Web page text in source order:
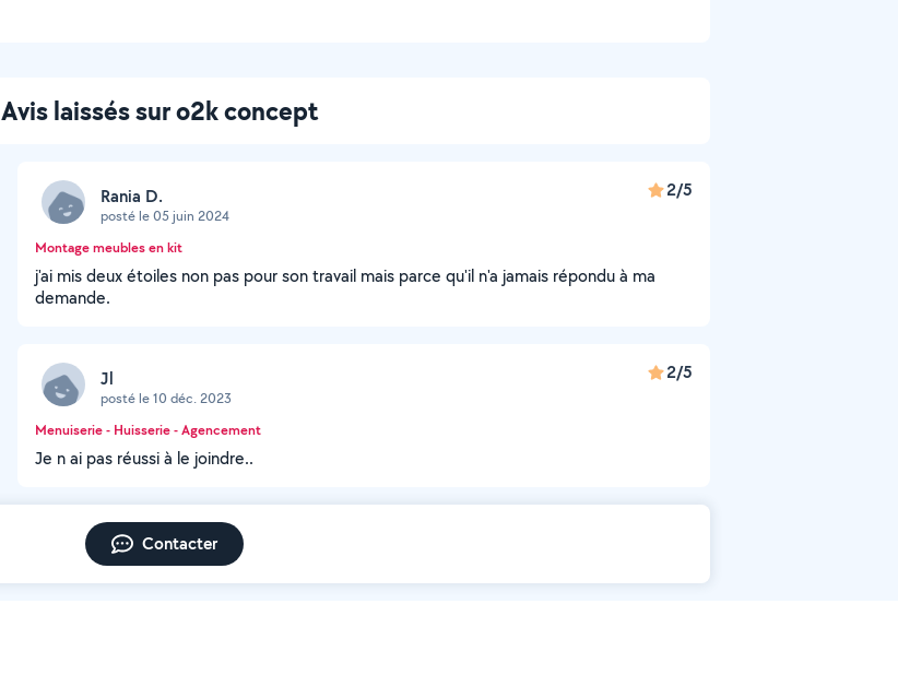
Avis laissés sur o2k concept
Rania D.
posté le 05 juin 2024
2/5
Montage meubles en kit
j'ai mis deux étoiles non pas pour son travail mais parce qu'il n'a jamais répondu à ma
demande.
Jl
posté le 10 déc. 2023
2/5
Menuiserie - Huisserie - Agencement
Je n ai pas réussi à le joindre..
Contacter